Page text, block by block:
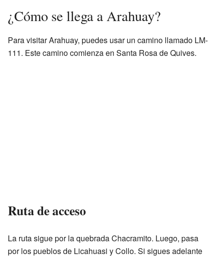
¿Cómo se llega a Arahuay?
Para visitar Arahuay, puedes usar un camino llamado LM-
111. Este camino comienza en Santa Rosa de Quives.
Ruta de acceso
La ruta sigue por la quebrada Chacramito. Luego, pasa
por los pueblos de Licahuasi y Collo. Si sigues adelante